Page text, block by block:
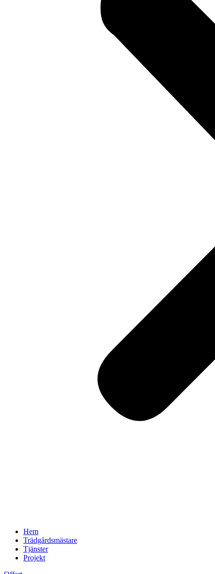
Hem
Trädgårdsmästare
Tjänster
Projekt